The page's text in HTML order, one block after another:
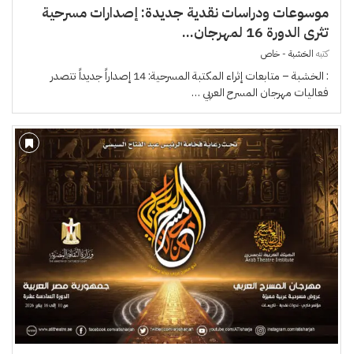
موسوعات ودراسات نقدية جديدة: إصدارات مسرحية
تثرى الدورة 16 لمهرجان...
كتبه الخشبة - خاص
: الخشبة – متابعات إثراء المكتبة المسرحية: 14 إصداراً جديداً تتصدر
فعاليات مهرجان المسرح العربي …